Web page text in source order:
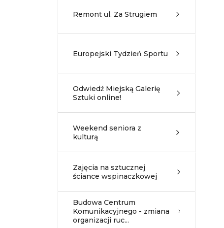
Remont ul. Za Strugiem
Europejski Tydzień Sportu
Odwiedź Miejską Galerię
Sztuki online!
Weekend seniora z
kulturą
Zajęcia na sztucznej
ściance wspinaczkowej
Budowa Centrum
Komunikacyjnego - zmiana
organizacji ruc...